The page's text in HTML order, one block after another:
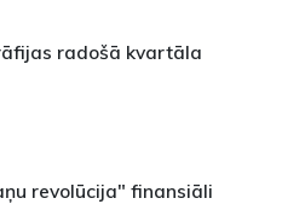
radošā kvartāla
revolūcija" finansiāli